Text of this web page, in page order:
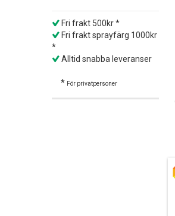
Fri frakt 500kr *
Fri frakt sprayfärg 1000kr
*
Alltid snabba leveranser
* För privatpersoner